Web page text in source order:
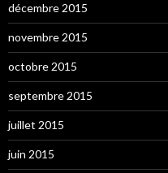
décembre 2015
novembre 2015
octobre 2015
septembre 2015
juillet 2015
juin 2015